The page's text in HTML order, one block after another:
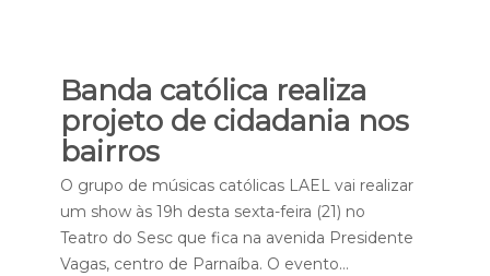
Banda católica realiza
projeto de cidadania nos
bairros
O grupo de músicas católicas LAEL vai realizar
um show às 19h desta sexta-feira (21) no
Teatro do Sesc que fica na avenida Presidente
Vagas, centro de Parnaíba. O evento…